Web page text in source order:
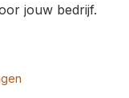
jouw bedrijf.